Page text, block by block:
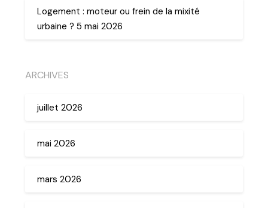
Logement : moteur ou frein de la mixité
urbaine ? 5 mai 2026
ARCHIVES
juillet 2026
mai 2026
mars 2026